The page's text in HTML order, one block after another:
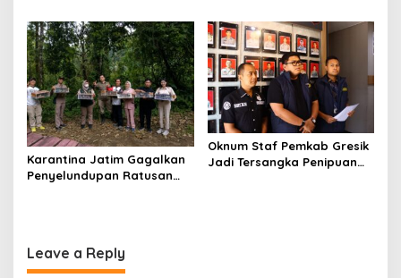
Lamongan
Karantina Jatim Gagalkan
Penyelundupan Ratusan
Oknum Staf Pemkab Gresik
Jadi Tersangka Penipuan
Leave a Reply